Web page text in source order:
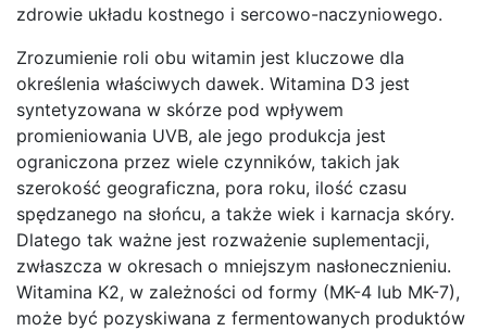
zdrowie układu kostnego i sercowo-naczyniowego.
Zrozumienie roli obu witamin jest kluczowe dla
określenia właściwych dawek. Witamina D3 jest
syntetyzowana w skórze pod wpływem
promieniowania UVB, ale jego produkcja jest
ograniczona przez wiele czynników, takich jak
szerokość geograficzna, pora roku, ilość czasu
spędzanego na słońcu, a także wiek i karnacja skóry.
Dlatego tak ważne jest rozważenie suplementacji,
zwłaszcza w okresach o mniejszym nasłonecznieniu.
Witamina K2, w zależności od formy (MK-4 lub MK-7),
może być pozyskiwana z fermentowanych produktów